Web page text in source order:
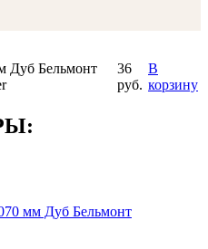
Дуб Бельмонт
36
руб.
В
корзину
мм Дуб Бельмонт